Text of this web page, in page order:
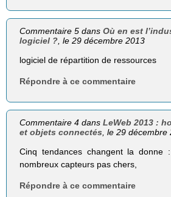
Commentaire 5 dansOù en est
logiciel ?, le 29 décembre 2013
logiciel de répartition de ressources
Répondre à ce commentaire
Commentaire 4 dansLeWeb 2013 :
et objets connectés , le 29 décembre
Cinq tendances changent la donne
nombreux capteurs pas chers,
Répondre à ce commentaire